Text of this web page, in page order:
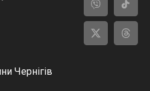
Чернігів